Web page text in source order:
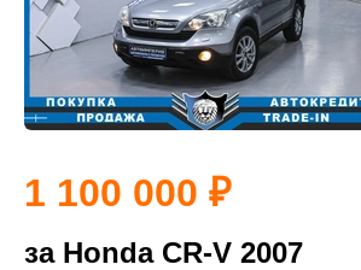
1 100 000
за Honda CR-V 2007